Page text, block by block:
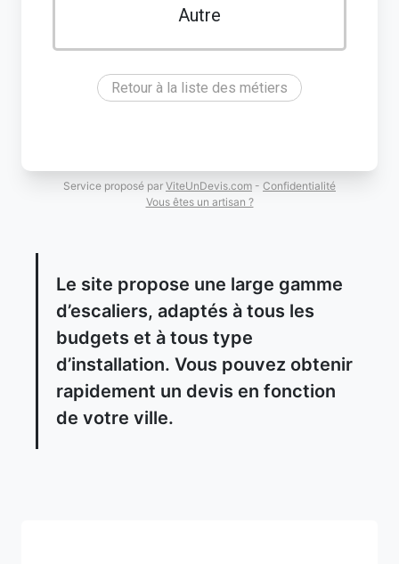
Autre
Retour à la liste des métiers
Service proposé par ViteUnDevis.com - Confidentialité
Vous êtes un artisan ?
Le site propose une large gamme
d’escaliers, adaptés à tous les
budgets et à tous type
d’installation. Vous pouvez obtenir
rapidement un devis en fonction
de votre ville.